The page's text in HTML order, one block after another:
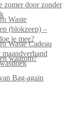
zomer door zonder
Waste
(blokzeep) –
je mee?
Waste Cadeau
waarom?
Bag-again